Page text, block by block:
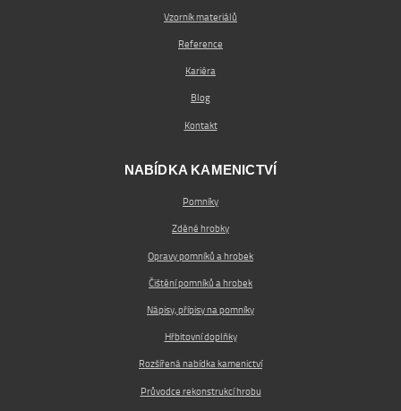
Vzorník materiálů
Reference
Kariéra
Blog
Kontakt
NABÍDKA KAMENICTVÍ
Pomníky
Zděné hrobky
Opravy pomníků a hrobek
Čištění pomníků a hrobek
Nápisy, přípisy na pomníky
Hřbitovní doplňky
Rozšířená nabídka kamenictví
Průvodce rekonstrukcí hrobu